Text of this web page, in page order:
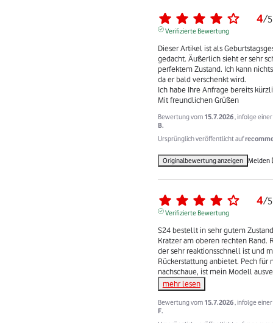
4/5
Verifizierte Bewertung
Dieser Artikel ist als
gedacht. Äußerlich sieht er sehr
perfektem Zustand. Ich kann
da er bald verschenkt wird.
Ich habe Ihre Anfrage bereits
Mit freundlichen Grüßen
Bewertung vom 15.7.2026 , infolge
B.
Ursprünglich veröffentlicht auf
Originalbewertung anzeigen Melden
4/5
Verifizierte Bewertung
S24 bestellt in sehr gutem
Kratzer am oberen rechten Rand.
der sehr reaktionsschnell ist und
Rückerstattung anbietet. Pech für
nachschaue, ist mein Modell
mehr lesen
Bewertung vom 15.7.2026 , infolge
F.